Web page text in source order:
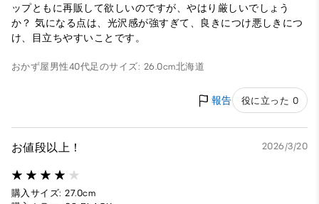
ップともに再販して欲しいのですが、やはり厳しいでしょう
か？ 気になる点は、光沢感が強すぎて、良きにつけ悪しきにつ
け、目立ちやすいことです。
おかず屋 男性40代足のサイズ: 26.0cm北海道
報告 役に立った 0
お値段以上！ 2026/3/20
購入サイズ: 27.0cm